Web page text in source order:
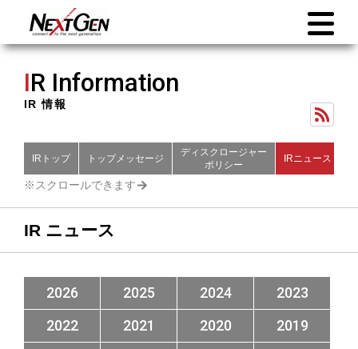
IR Information
IR 情報
IRトップ トップメッセージ
ディスクロージャー
ポリシー
IRニュース
IR ニュース
2026 2025 2024
2023
2022
2021 2020
2019